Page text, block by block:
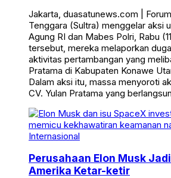
Jakarta, duasatunews.com |
Tenggara (Sultra) menggelar aksi
Agung RI dan Mabes Polri, Rabu
tersebut, mereka melaporkan
aktivitas pertambangan yang
Pratama di Kabupaten Konawe
Dalam aksi itu, massa menyoroti
CV. Yulan Pratama yang
Internasional
Perusahaan Elon Musk
Amerika Ketar-ketir